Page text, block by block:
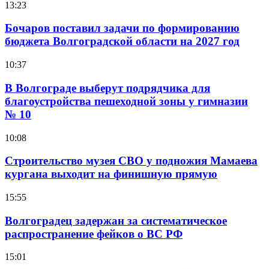
13:23
Бочаров поставил задачи по формированию
бюджета Волгоградской области на 2027 год
10:37
В Волгограде выберут подрядчика для
благоустройства пешеходной зоны у гимназии
№ 10
10:08
Строительство музея СВО у подножия Мамаева
кургана выходит на финишную прямую
15:55
Волгоградец задержан за систематическое
распространение фейков о ВС РФ
15:01